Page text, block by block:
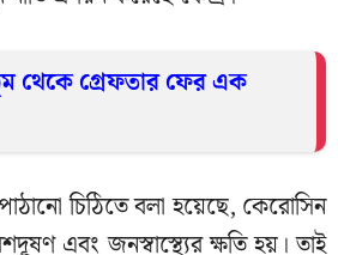
থেকে গ্রেফতার ফের এক
চিঠিতে বলা হয়েছে, কেরোসিন
এবং জনস্বাস্থ্যের ক্ষতি হয়। তাই